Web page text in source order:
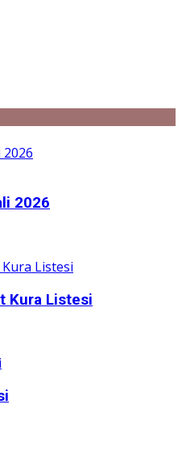
2026
Kura Listesi